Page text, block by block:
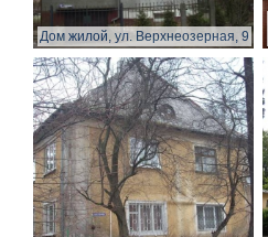
Дом жилой, ул. Верхнеозерная, 9